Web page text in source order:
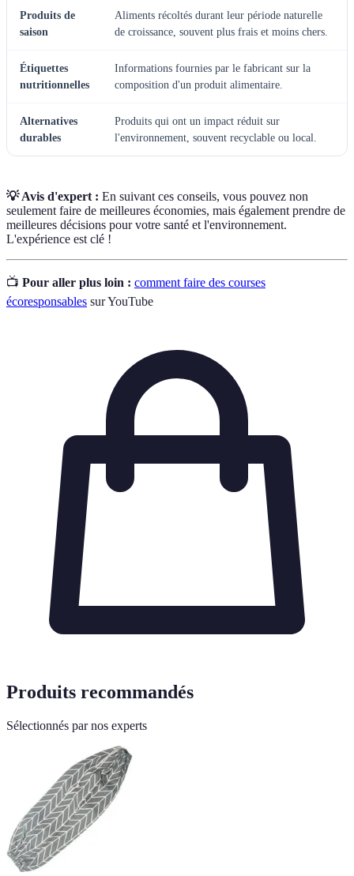
Produits de
saison
Aliments récoltés durant leur période naturelle
de croissance, souvent plus frais et moins chers.
Étiquettes
nutritionnelles
Informations fournies par le fabricant sur la
composition d'un produit alimentaire.
Alternatives
durables
Produits qui ont un impact réduit sur
l'environnement, souvent recyclable ou local.
💡 Avis d'expert : En suivant ces conseils, vous pouvez non
seulement faire de meilleures économies, mais également prendre de
meilleures décisions pour votre santé et l'environnement.
L'expérience est clé !
📺 Pour aller plus loin : comment faire des courses
écoresponsables sur YouTube
Produits recommandés
Sélectionnés par nos experts